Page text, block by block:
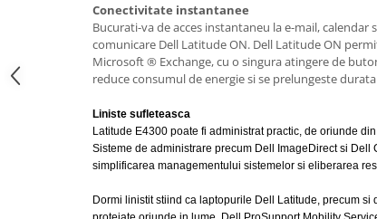
Conectivitate instantanee
Bucurati-va de acces instantaneu la e-mail,
comunicare Dell Latitude ON. Dell Latitude ON
Microsoft ® Exchange, cu o singura atingere de
reduce consumul de energie si se prelungeste
Liniste sufleteasca
Latitude E4300 poate fi administrat practic, de oriunde
Sisteme de administrare precum Dell ImageDirect si
simplificarea managementului sistemelor si eliberarea
Dormi linistit stiind ca laptopurile Dell Latitude, precum